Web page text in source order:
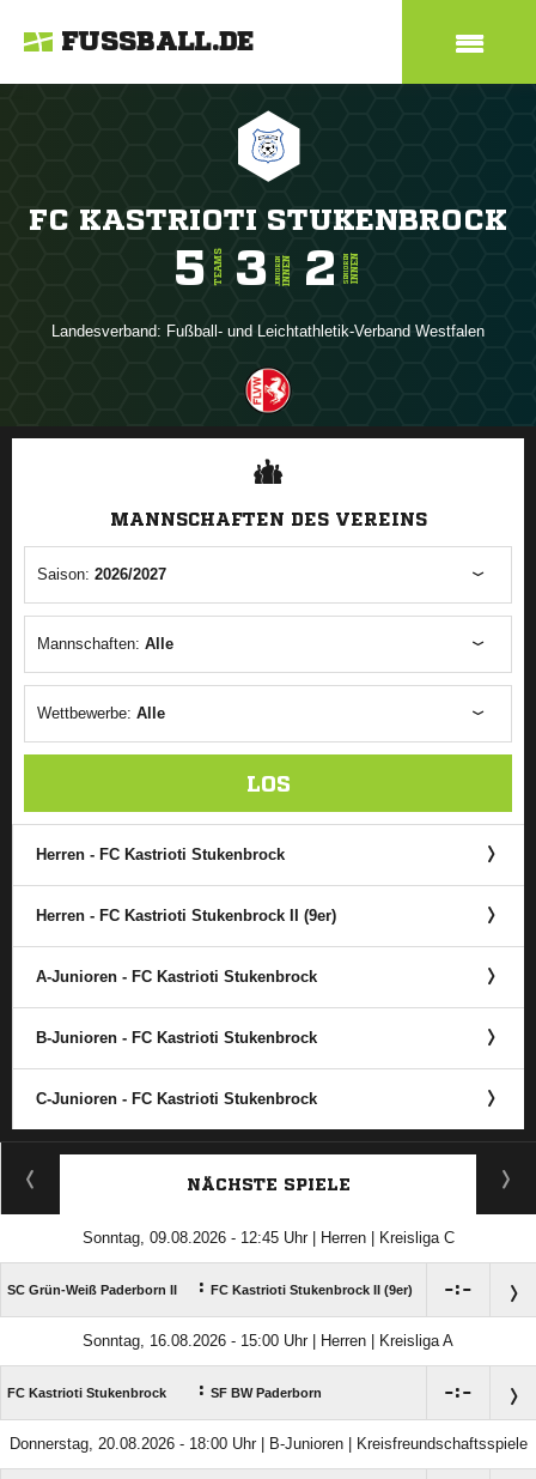
FUSSBALL.DE
FC KASTRIOTI STUKENBROCK
5 TEAMS 3 JUNIORENINNEN 2 SENIORENINNEN
Landesverband: Fußball- und Leichtathletik-Verband Westfalen
ANZEIGE
MANNSCHAFTEN DES VEREINS
Saison: 2026/2027
Mannschaften: Alle
Wettbewerbe: Alle
LOS
Herren - FC Kastrioti Stukenbrock
Herren - FC Kastrioti Stukenbrock II (9er)
A-Junioren - FC Kastrioti Stukenbrock
B-Junioren - FC Kastrioti Stukenbrock
C-Junioren - FC Kastrioti Stukenbrock
ANZEIGE
NÄCHSTE SPIELE
Sonntag, 09.08.2026 - 12:45 Uhr | Herren | Kreisliga C
SC Grün-Weiß Paderborn II : FC Kastrioti Stukenbrock II (9er) :
Sonntag, 16.08.2026 - 15:00 Uhr | Herren | Kreisliga A
FC Kastrioti Stukenbrock : SF BW Paderborn :
Donnerstag, 20.08.2026 - 18:00 Uhr | B-Junioren | Kreisfreundschaftsspiele